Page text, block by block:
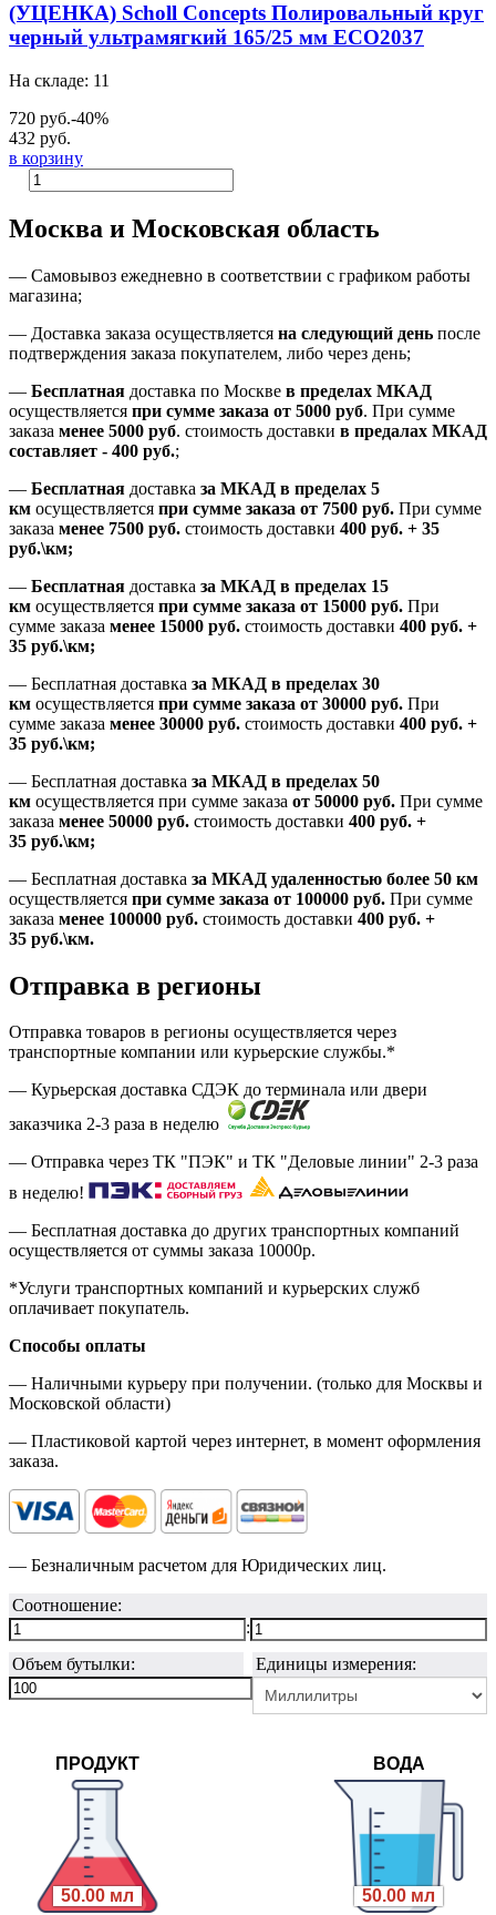
(УЦЕНКА) Scholl Concepts Полировальный круг
черный ультрамягкий 165/25 мм ECO2037
На складе: 11
720 руб.-40%
432 руб.
в корзину
Москва и Московская область
— Самовывоз ежедневно в соответствии с графиком работы
магазина;
— Доставка заказа осуществляется на следующий день после
подтверждения заказа покупателем, либо через день;
— Бесплатная доставка по Москве в пределах МКАД
осуществляется при сумме заказа от 5000 руб. При сумме
заказа менее 5000 руб. стоимость доставки в предалах МКАД
составляет - 400 руб.;
— Бесплатная доставка за МКАД в пределах 5
км осуществляется при сумме заказа от 7500 руб. При сумме
заказа менее 7500 руб. стоимость доставки 400 руб. + 35
руб.\км;
— Бесплатная доставка за МКАД в пределах 15
км осуществляется при сумме заказа от 15000 руб. При
сумме заказа менее 15000 руб. стоимость доставки 400 руб. +
35 руб.\км;
— Бесплатная доставка за МКАД в пределах 30
км осуществляется при сумме заказа от 30000 руб. При
сумме заказа менее 30000 руб. стоимость доставки 400 руб. +
35 руб.\км;
— Бесплатная доставка за МКАД в пределах 50
км осуществляется при сумме заказа от 50000 руб. При сумме
заказа менее 50000 руб. стоимость доставки 400 руб. +
35 руб.\км;
— Бесплатная доставка за МКАД удаленностью более 50 км
осуществляется при сумме заказа от 100000 руб. При сумме
заказа менее 100000 руб. стоимость доставки 400 руб. +
35 руб.\км.
Отправка в регионы
Отправка товаров в регионы осуществляется через
транспортные компании или курьерские службы.*
— Курьерская доставка СДЭК до терминала или двери
заказчика 2-3 раза в неделю
— Отправка через ТК "ПЭК" и ТК "Деловые линии" 2-3 раза
в неделю!
— Бесплатная доставка до других транспортных компаний
осуществляется от суммы заказа 10000р.
*Услуги транспортных компаний и курьерских служб
оплачивает покупатель.
Способы оплаты
— Наличными курьеру при получении. (только для Москвы и
Московской области)
— Пластиковой картой через интернет, в момент оформления
заказа.
— Безналичным расчетом для Юридических лиц.
Соотношение:
:
Объем бутылки:
Единицы измерения:
ПРОДУКТ
50.00 мл
ВОДА
50.00 мл